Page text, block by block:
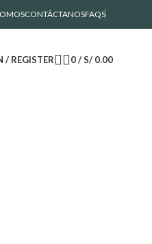
CONTÁCTANOSFAQS
/ REGISTER 0/ S/0.00